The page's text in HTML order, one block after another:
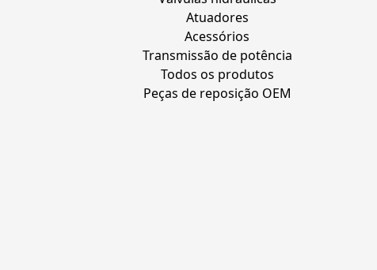
Atuadores
Acessórios
Transmissão de potência
Todos os produtos
Peças de reposição OEM